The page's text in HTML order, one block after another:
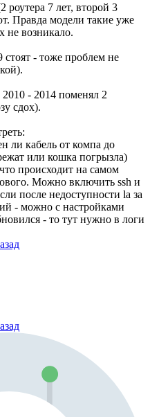
роутера 7 лет, второй 3
Правда модели такие уже
не возникало.
- тоже проблем не
- 2014 поменял 2
сдох).
ли кабель от компа до
или кошка погрызла)
происходит на самом
Можно включить ssh и
после недоступности la за
- можно с настройками
- то тут нужно в логи